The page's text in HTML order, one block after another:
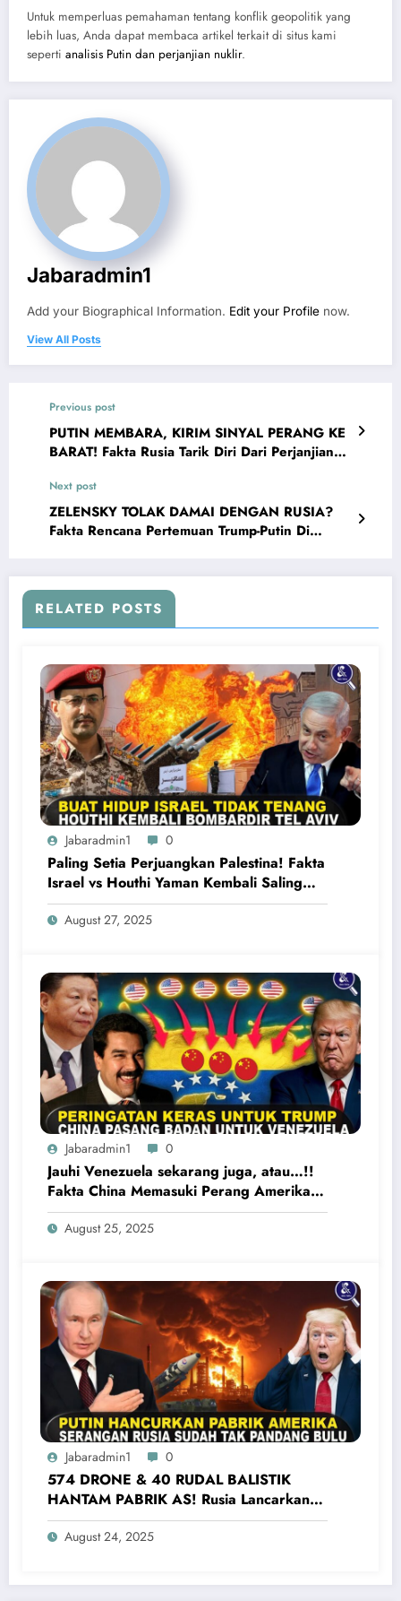
Untuk memperluas pemahaman tentang konflik geopolitik yang
lebih luas, Anda dapat membaca artikel terkait di situs kami
seperti analisis Putin dan perjanjian nuklir.
Jabaradmin1
Add your Biographical Information. Edit your Profile now.
View All Posts
Previous post
PUTIN MEMBARA, KIRIM SINYAL PERANG KE
BARAT! Fakta Rusia Tarik Diri Dari Perjanjian
Next post
ZELENSKY TOLAK DAMAI DENGAN RUSIA?
Fakta Rencana Pertemuan Trump-Putin Di
RELATED POSTS
Jabaradmin1 0
Paling Setia Perjuangkan Palestina! Fakta
Israel vs Houthi Yaman Kembali Saling
Balas Serangan
August 27, 2025
Jabaradmin1 0
Jauhi Venezuela sekarang juga, atau…!!
Fakta China Memasuki Perang Amerika
Serikat vs Venezuela
August 25, 2025
Jabaradmin1 0
574 DRONE & 40 RUDAL BALISTIK
HANTAM PABRIK AS! Rusia Lancarkan
Serangan Terbesar Ke Ukraina Barat
August 24, 2025